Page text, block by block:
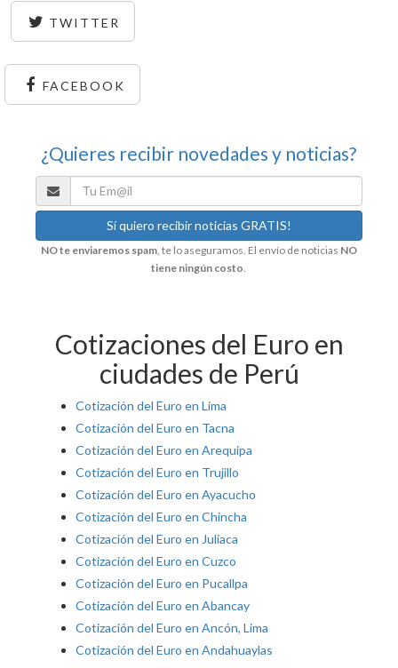
TWITTER
FACEBOOK
¿Quieres recibir novedades y noticias?
NO te enviaremos spam, te lo aseguramos. El envío de noticias NO
tiene ningún costo
Cotizaciones del Euro en
ciudades de Perú
Cotización del Euro en Lima
Cotización del Euro en Tacna
Cotización del Euro en Arequipa
Cotización del Euro en Trujillo
Cotización del Euro en Ayacucho
Cotización del Euro en Chincha
Cotización del Euro en Juliaca
Cotización del Euro en Cuzco
Cotización del Euro en Pucallpa
Cotización del Euro en Abancay
Cotización del Euro en Ancón, Lima
Cotización del Euro en Andahuaylas